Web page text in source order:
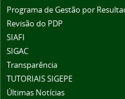
Programa de Gestão por
Revisão do PDP
SIAFI
SIGAC
Transparência
TUTORIAIS SIGEPE
Últimas Notícias